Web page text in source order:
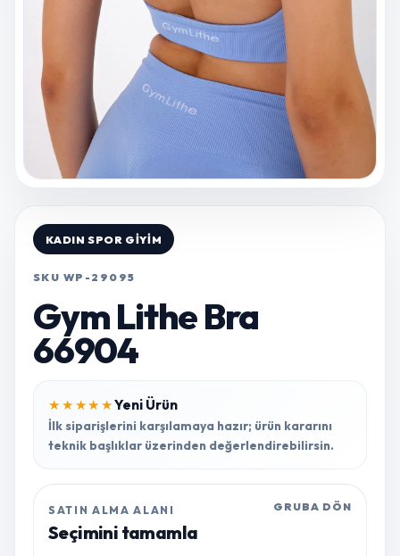
KADIN SPOR GIYIM
SKU WP-29095
Gym Lithe Bra
66904
★★★★★Yeni Ürün
İlk siparişlerini karşılamaya hazır; ürün kararını
teknik başlıklar üzerinden değerlendirebilirsin.
SATIN ALMA ALANI
Seçimini tamamla
GRUBA DÖN